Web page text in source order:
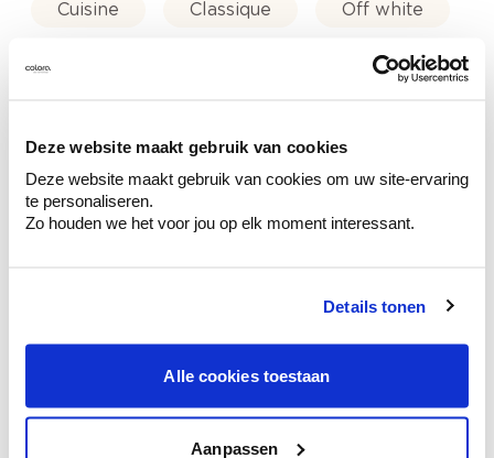
Deze website maakt gebruik van cookies
Deze website maakt gebruik van cookies om uw site-ervaring
te personaliseren.
Zo houden we het voor jou op elk moment interessant.
Details tonen
Alle cookies toestaan
Aanpassen
Cuisine Classique Off white
Conseil couleur à domicile
Faites le tour de vos pièces avec l'expert
l'éclairage et de votre mobilier.
Obtenez un contrôle technologique de vos